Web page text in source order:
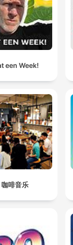
een Week!
咖啡音乐